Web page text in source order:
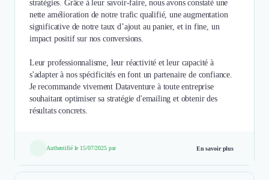
stratégies. Grâce à leur savoir-faire, nous avons constaté une
nette amélioration de notre trafic qualifié, une augmentation
significative de notre taux d’ajout au panier, et in fine, un
impact positif sur nos conversions.
Leur professionnalisme, leur réactivité et leur capacité à
s'adapter à nos spécificités en font un partenaire de confiance.
Je recommande vivement Dataventure à toute entreprise
souhaitant optimiser sa stratégie d'emailing et obtenir des
résultats concrets.
Authentifié le 15/07/2025 par En savoir plus